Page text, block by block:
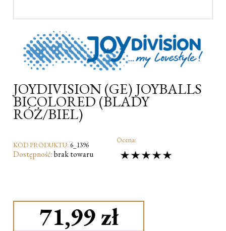
JOYDIVISION (GE) JOYBALLS
BICOLORED (BLADY
RÓŻ/BIEL)
KOD PRODUKTU: 6_1396
Dostępność:brak towaru
Ocena:
71,99 zł